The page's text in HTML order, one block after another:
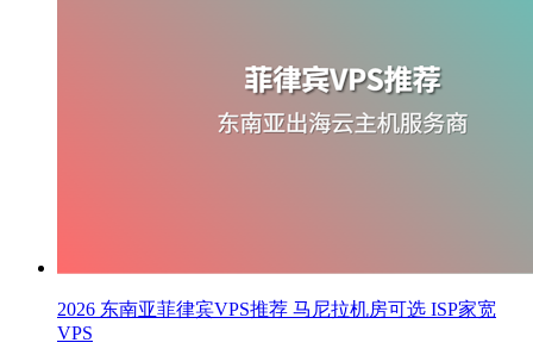
2026 东南亚菲律宾VPS推荐 马尼拉机房可选 ISP家宽
VPS